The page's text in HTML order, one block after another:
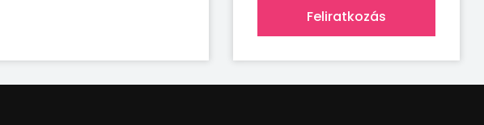
Feliratkozás